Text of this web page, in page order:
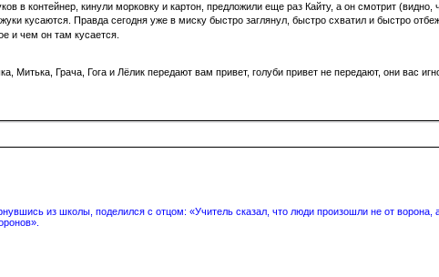
в контейнер, кинули морковку и картон, предложили еще раз Кайту, а он смотрит (видно,
жуки кусаются. Правда сегодня уже в миску быстро заглянул, быстро схватил и быстро
и чем он там кусается.
Грача, Гога и Лёлик передают вам привет, голуби привет не передают, они вас
из школы, поделился с отцом: «Учитель сказал, что люди произошли не от ворона,